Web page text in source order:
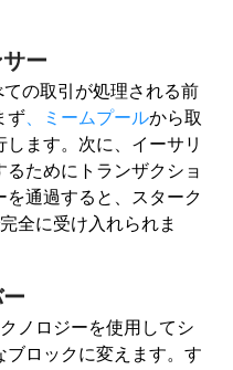
ー
の取引が処理される前
ず、ミームプールから取
ます。次に、イーサリ
ためにトランザクショ
通過すると、スターク
全に受け入れられま
ノロジーを使用してシ
ロックに変えます。す